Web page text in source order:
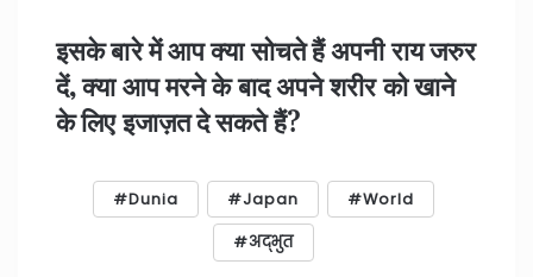
इसके बारे में आप क्या सोचते हैं अपनी राय जरुर
दें, क्या आप मरने के बाद अपने शरीर को खाने
के लिए इजाज़त दे सकते हैं?
Dunia Japan World
अद्भुत